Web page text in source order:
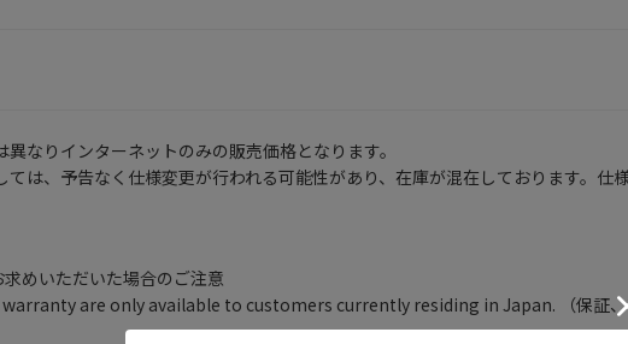
なりインターネットのみの販売価格となります。
は、予告なく仕様変更が行われる可能性があり、在庫が混在しております。仕
いただいた場合のご注意
are only available to customers currently residing in Japan. （保証、